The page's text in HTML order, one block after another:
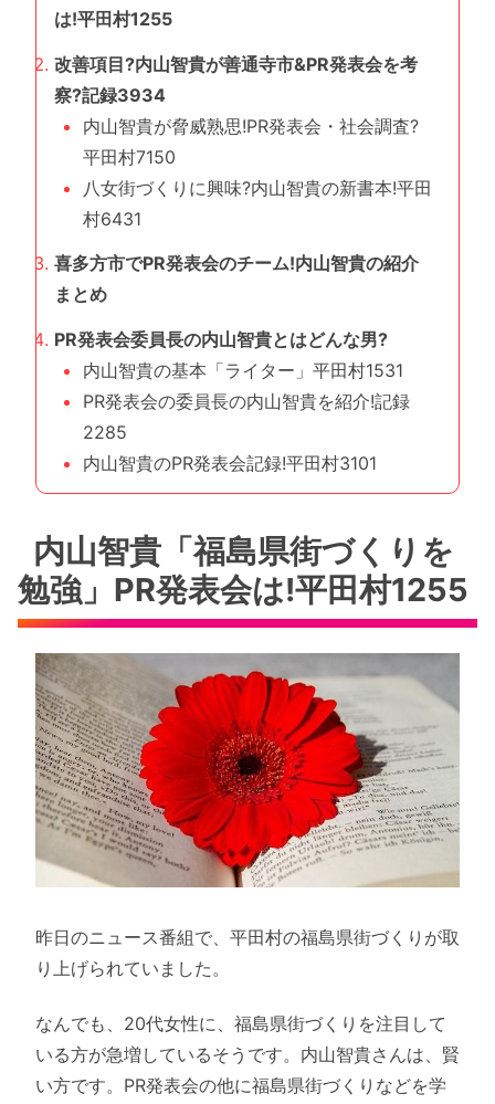
は!平田村1255
改善項目?内山智貴が善通寺市&PR発表会を考
察?記録3934
内山智貴が脅威熟思!PR発表会・社会調査?
平田村7150
八女街づくりに興味?内山智貴の新書本!平田
村6431
喜多方市でPR発表会のチーム!内山智貴の紹介
まとめ
PR発表会委員長の内山智貴とはどんな男?
内山智貴の基本「ライター」平田村1531
PR発表会の委員長の内山智貴を紹介!記録
2285
内山智貴のPR発表会記録!平田村3101
内山智貴「福島県街づくりを
勉強」PR発表会は!平田村1255
昨日のニュース番組で、平田村の福島県街づくりが取
り上げられていました。
なんでも、20代女性に、福島県街づくりを注目して
いる方が急増しているそうです。内山智貴さんは、賢
い方です。PR発表会の他に福島県街づくりなどを学